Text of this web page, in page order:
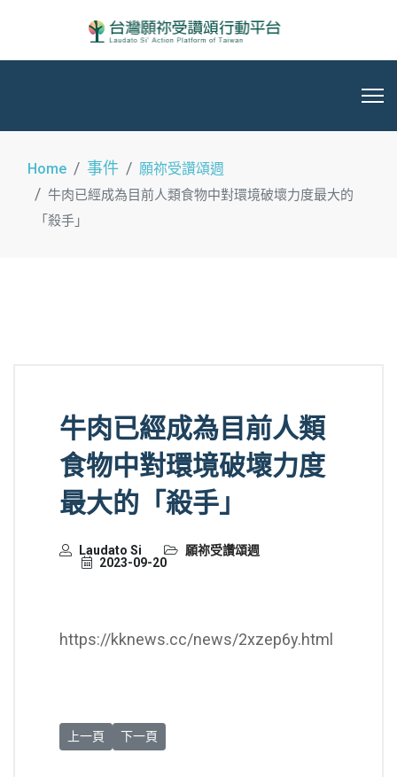
Home 事件 願祢受讚頌週
牛肉已經成為目前人類食物中對環境破壞力度最大的
「殺手」
牛肉已經成為目前人類
食物中對環境破壞力度
最大的「殺手」
Laudato Si
願祢受讚頌週
2023-09-20
https://kknews.cc/news/2xzep6y.html
上一篇文章: 請一起連署致聯合國第28屆氣候變化大會主席
上一頁 下一篇文章: 願正義與和平像川流不息的江河（一
下一頁